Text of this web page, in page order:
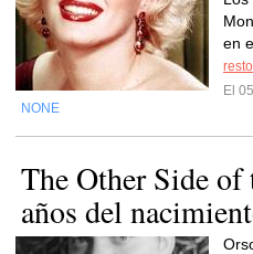
en
resto
El
NONE
The Other Side
años del